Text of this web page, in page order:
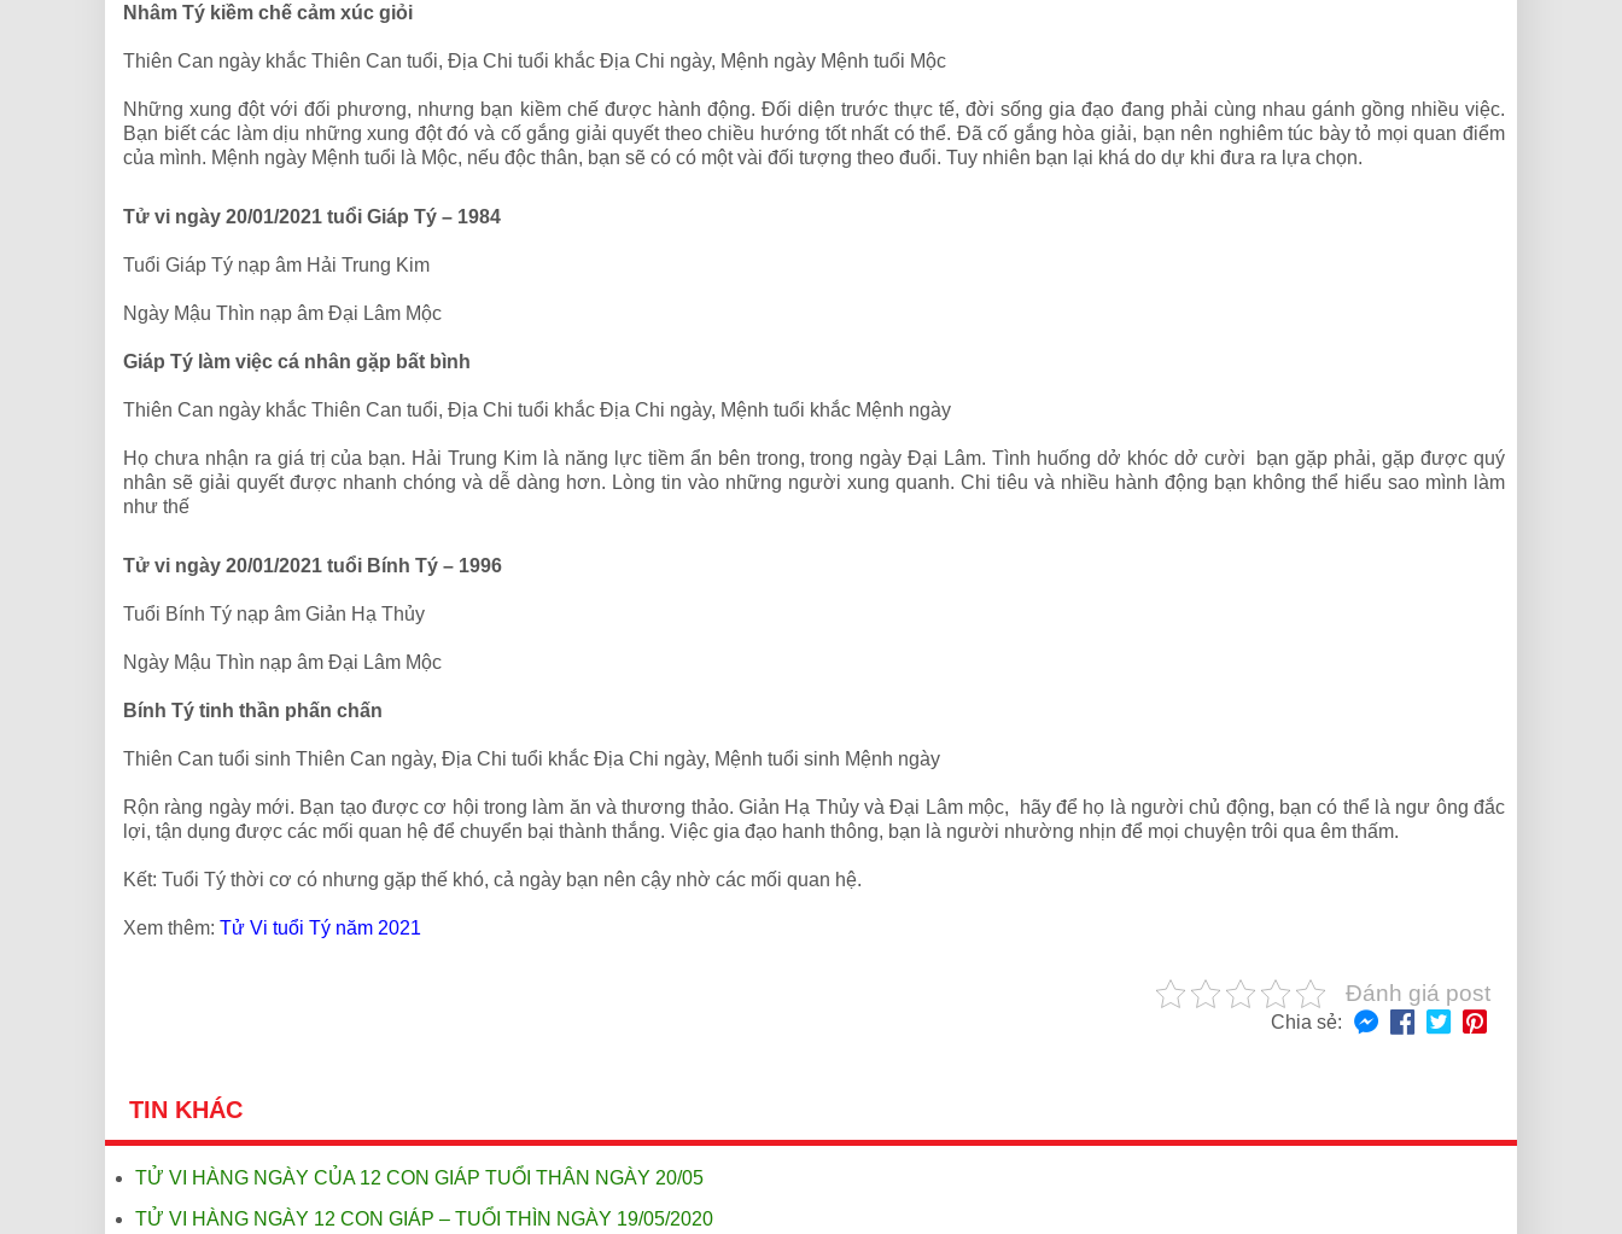
Nhâm Tý kiềm chế cảm xúc giỏi
Thiên Can ngày khắc Thiên Can tuổi, Địa Chi tuổi khắc Địa Chi ngày, Mệnh ngày Mệnh tuổi Mộc
Những xung đột với đối phương, nhưng bạn kiềm chế được hành động. Đối diện trước thực tế, đời sống gia đạo đang phải cùng nhau gánh gồng nhiều việc.
Bạn biết các làm dịu những xung đột đó và cố gắng giải quyết theo chiều hướng tốt nhất có thể. Đã cố gắng hòa giải, bạn nên nghiêm túc bày tỏ mọi quan điểm
của mình. Mệnh ngày Mệnh tuổi là Mộc, nếu độc thân, bạn sẽ có có một vài đối tượng theo đuổi. Tuy nhiên bạn lại khá do dự khi đưa ra lựa chọn.
Tử vi ngày 20/01/2021 tuổi Giáp Tý – 1984
Tuổi Giáp Tý nạp âm Hải Trung Kim
Ngày Mậu Thìn nạp âm Đại Lâm Mộc
Giáp Tý làm việc cá nhân gặp bất bình
Thiên Can ngày khắc Thiên Can tuổi, Địa Chi tuổi khắc Địa Chi ngày, Mệnh tuổi khắc Mệnh ngày
Họ chưa nhận ra giá trị của bạn. Hải Trung Kim là năng lực tiềm ẩn bên trong, trong ngày Đại Lâm. Tình huống dở khóc dở cười bạn gặp phải, gặp được quý
nhân sẽ giải quyết được nhanh chóng và dễ dàng hơn. Lòng tin vào những người xung quanh. Chi tiêu và nhiều hành động bạn không thể hiểu sao mình làm
như thế
Tử vi ngày 20/01/2021 tuổi Bính Tý – 1996
Tuổi Bính Tý nạp âm Giản Hạ Thủy
Ngày Mậu Thìn nạp âm Đại Lâm Mộc
Bính Tý tinh thần phấn chấn
Thiên Can tuổi sinh Thiên Can ngày, Địa Chi tuổi khắc Địa Chi ngày, Mệnh tuổi sinh Mệnh ngày
Rộn ràng ngày mới. Bạn tạo được cơ hội trong làm ăn và thương thảo. Giản Hạ Thủy và Đại Lâm mộc, hãy để họ là người chủ động, bạn có thể là ngư ông đắc
lợi, tận dụng được các mối quan hệ để chuyển bại thành thắng. Việc gia đạo hanh thông, bạn là người nhường nhịn để mọi chuyện trôi qua êm thấm.
Kết: Tuổi Tý thời cơ có nhưng gặp thế khó, cả ngày bạn nên cậy nhờ các mối quan hệ.
Xem thêm: Tử Vi tuổi Tý năm 2021
Đánh giá post
Chia sẻ:
TIN KHÁC
TỬ VI HÀNG NGÀY CỦA 12 CON GIÁP TUỔI THÂN NGÀY 20/05
TỬ VI HÀNG NGÀY 12 CON GIÁP – TUỔI THÌN NGÀY 19/05/2020